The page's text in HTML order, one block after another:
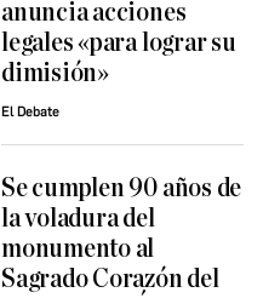
anuncia acciones
legales «para lograr su
dimisión»
El Debate
Se cumplen 90 años de
la voladura del
monumento al
Sagrado Corazón del